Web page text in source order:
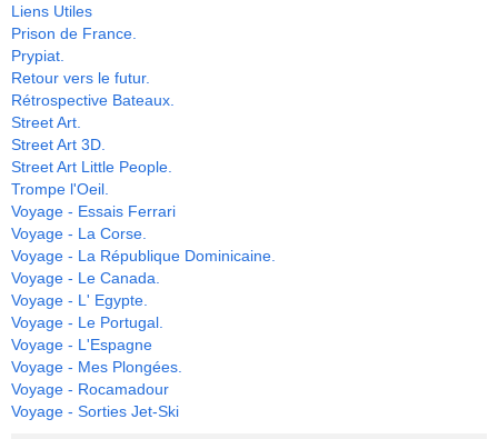
Liens Utiles
Prison de France.
Prypiat.
Retour vers le futur.
Rétrospective Bateaux.
Street Art.
Street Art 3D.
Street Art Little People.
Trompe l'Oeil.
Voyage - Essais Ferrari
Voyage - La Corse.
Voyage - La République Dominicaine.
Voyage - Le Canada.
Voyage - L' Egypte.
Voyage - Le Portugal.
Voyage - L'Espagne
Voyage - Mes Plongées.
Voyage - Rocamadour
Voyage - Sorties Jet-Ski